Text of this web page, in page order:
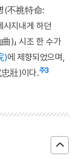
(不祧特命:
지내게 하던
)」 시조 한 수가
)에 제향되었으며,
壯)이다.주3